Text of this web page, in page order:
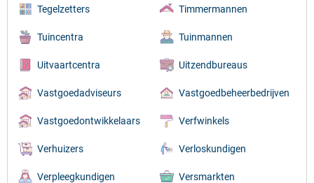
Tegelzetters Timmermannen
Tuincentra Tuinmannen
Uitvaartcentra Uitzendbureaus
Vastgoedadviseurs Vastgoedbeheerbedrijven
Vastgoedontwikkelaars Verfwinkels
Verhuizers Verloskundigen
Verpleegkundigen Versmarkten